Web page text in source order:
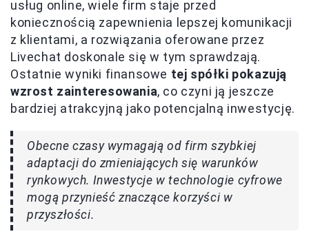
usług online, wiele firm staje przed
koniecznością zapewnienia lepszej komunikacji
z klientami, a rozwiązania oferowane przez
Livechat doskonale się w tym sprawdzają.
Ostatnie wyniki finansowe tej spółki pokazują
wzrost zainteresowania, co czyni ją jeszcze
bardziej atrakcyjną jako potencjalną inwestycję.
Obecne czasy wymagają od firm szybkiej
adaptacji do zmieniających się warunków
rynkowych. Inwestycje w technologie cyfrowe
mogą przynieść znaczące korzyści w
przyszłości.